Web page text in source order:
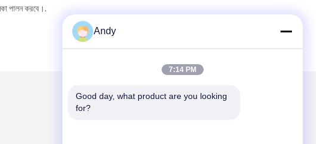
পালন করবে।.
আমাদের মেইল ​​করুন
Andy
7:14 PM
Good day, what product are you looking
for?